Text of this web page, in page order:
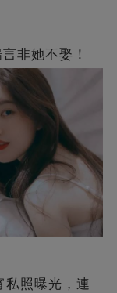
非她不娶！
私照曝光，連